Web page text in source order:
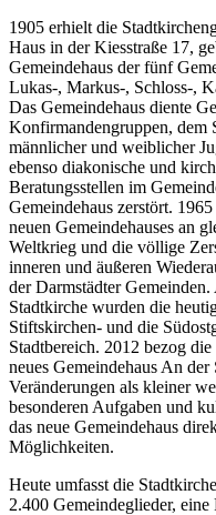
1905 erhielt die
Haus in der Kiesstraße 17,
Gemeindehaus der fünf
Lukas-, Markus-, Schloss-,
Das Gemeindehaus diente
Konfirmandengruppen, dem
männlicher und weiblicher
ebenso diakonische und
Beratungsstellen im
Gemeindehaus zerstört.
neuen Gemeindehauses an
Weltkrieg und die völlige
inneren und äußeren
der Darmstädter
Stadtkirche wurden die
Stiftskirchen- und die
Stadtbereich. 2012 bezog
neues Gemeindehaus An
Veränderungen als kleiner
besonderen Aufgaben und
das neue Gemeindehaus
Möglichkeiten.
Heute umfasst die
2.400 Gemeindeglieder,